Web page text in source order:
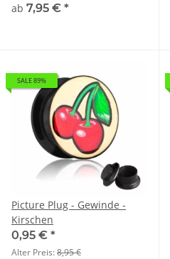
ab 7,95 € *
SALE 89%
Picture Plug - Gewinde -
Kirschen
0,95 € *
Alter Preis:8,95 €